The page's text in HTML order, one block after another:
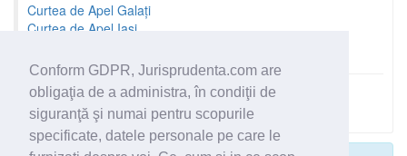
Conform GDPR, Jurisprudenta.com are
obligaţia de a administra, în condiţii de
siguranţă şi numai pentru scopurile
specificate, datele personale pe care le
Curtea de Apel Galați
Curtea de Apel Iași
Toate instantele